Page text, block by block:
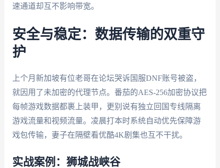
速通道却互不影响带宽。
安全与稳定：数据传输的双重守
护
上个月新加坡有位老哥在论坛哭诉国服DNF账号被盗，
就因用了未加密的代理节点。番茄的AES-256加密协议把
每帧游戏数据都裹上装甲，更别说有独立回国专线隔离
游戏流量和视频流量。凌晨打本时系统自动优先保障游
戏包传输，妻子在隔壁看优酷4K剧集也互不干扰。
实战案例：狮城战峡谷